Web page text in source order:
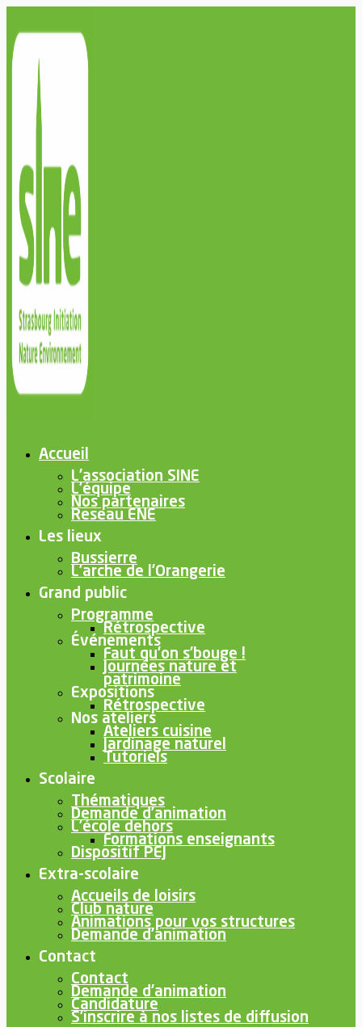
Accueil
L’association SINE
L’équipe
Nos partenaires
Reseau ENE
Les lieux
Bussierre
L’arche de l’Orangerie
Grand public
Programme
Rétrospective
Événements
Faut qu’on s’bouge !
Journées nature et
patrimoine
Expositions
Rétrospective
Nos ateliers
Ateliers cuisine
Jardinage naturel
Tutoriels
Scolaire
Thématiques
Demande d’animation
L’école dehors
Formations enseignants
Dispositif PEJ
Extra-scolaire
Accueils de loisirs
Club nature
Animations pour vos structures
Demande d’animation
Contact
Contact
Demande d’animation
Candidature
S’inscrire à nos listes de diffusion